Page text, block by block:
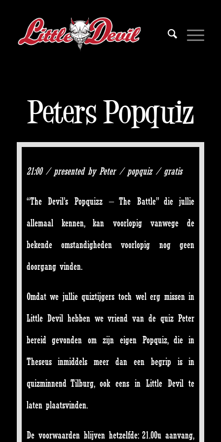
Peters Popquiz
21:00 / presented by Peter / popquiz / gratis
“The Devil’s Popquizz – The Battle” die jullie
allemaal kennen, kan voorlopig vanwege de
bekende omstandigheden voorlopig nog geen
doorgang vinden.
Omdat we jullie quiztijgers toch wel erg missen in
Little Devil hebben we vriend van de quiz Peter
bereid gevonden om zijn eigen Popquiz, die in
Theseus inmiddels meer dan een begrip is in
quizminnend Tilburg, ook eens in Little Devil te
laten plaatsvinden.
De voorwaarden blijven hetzelfde: 21.00u aanvang,